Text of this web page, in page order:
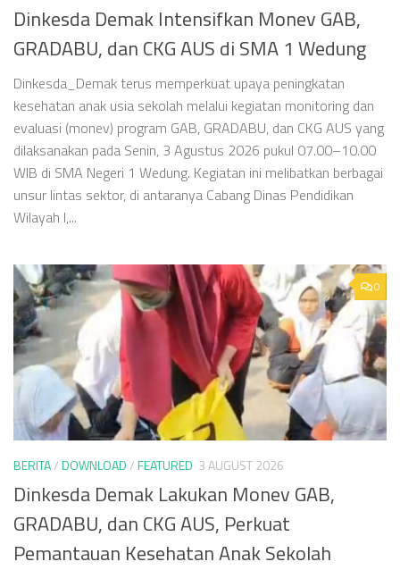
Dinkesda Demak Intensifkan Monev GAB,
GRADABU, dan CKG AUS di SMA 1 Wedung
Dinkesda_Demak terus memperkuat upaya peningkatan
kesehatan anak usia sekolah melalui kegiatan monitoring dan
evaluasi (monev) program GAB, GRADABU, dan CKG AUS yang
dilaksanakan pada Senin, 3 Agustus 2026 pukul 07.00–10.00
WIB di SMA Negeri 1 Wedung. Kegiatan ini melibatkan berbagai
unsur lintas sektor, di antaranya Cabang Dinas Pendidikan
Wilayah I,...
0
BERITA/DOWNLOAD/FEATURED 3 AUGUST 2026
Dinkesda Demak Lakukan Monev GAB,
GRADABU, dan CKG AUS, Perkuat
Pemantauan Kesehatan Anak Sekolah